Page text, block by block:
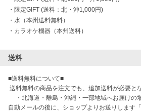
・ 限定GIFT (送料：北・沖1,000円)
・ 水（本州送料無料）
・ カラオケ機器（本州送料）
送料
■送料無料について■
・北海道・離島・沖縄・一部地域へお届けの
自動メールの後に、ショップよりお送りします